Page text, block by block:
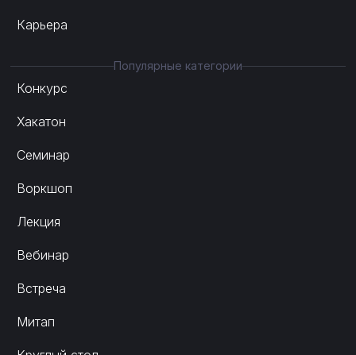
Карьера
Популярные категории
Конкурс
Хакатон
Семинар
Воркшоп
Лекция
Вебинар
Встреча
Митап